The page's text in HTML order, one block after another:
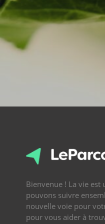
Bienvenue ! La vie
pouvons suivre
nouvelle voie pour
pour vous aider à